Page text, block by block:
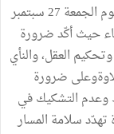
وكان رئيس الجمهورية محمد الناصر قد استقبل يوم الجمعة 27 سبتمبر
حيث أكّد ضرورة
العقل، والنأي
ضرورة
وعدم التشكيك في
سلامة المسار